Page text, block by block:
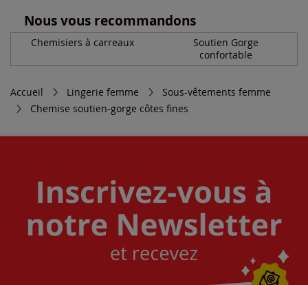
Nous vous recommandons
Chemisiers à carreaux
Soutien Gorge
confortable
Accueil Lingerie femme
Sous-vêtements femme
Chemise soutien-gorge côtes fines